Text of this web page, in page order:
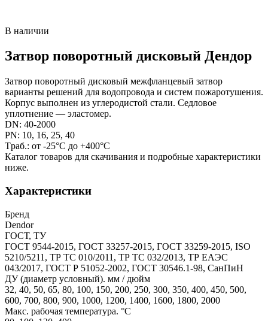
В наличии
Затвор поворотный дисковый Дендор
Затвор поворотный дисковый межфланцевый затвор
варианты решений для водопровода и систем пожаротушения.
Корпус выполнен из углеродистой стали. Седловое
уплотнение — эластомер.
DN: 40-2000
PN: 10, 16, 25, 40
Tраб.: от -25°C до +400°C
Каталог товаров для скачивания и подробные характеристики
ниже.
Характеристики
Бренд
Dendor
ГОСТ, ТУ
ГОСТ 9544-2015, ГОСТ 33257-2015, ГОСТ 33259-2015, ISO
5210/5211, ТР ТС 010/2011, ТР ТС 032/2013, ТР ЕАЭС
043/2017, ГОСТ Р 51052-2002, ГОСТ 30546.1-98, СанПиН
ДУ (диаметр условный). мм / дюйм
32, 40, 50, 65, 80, 100, 150, 200, 250, 300, 350, 400, 450, 500,
600, 700, 800, 900, 1000, 1200, 1400, 1600, 1800, 2000
Макс. рабочая температура. °C